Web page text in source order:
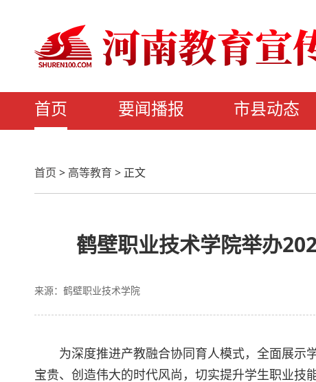
首页 要闻播报 市县动态
首页 > 高等教育 > 正文
鹤壁职业技术学院举办
来源：鹤壁职业技术学院
为深度推进产教融合协同育人模式，全面展示
宝贵、创造伟大的时代风尚，切实提升学生职业